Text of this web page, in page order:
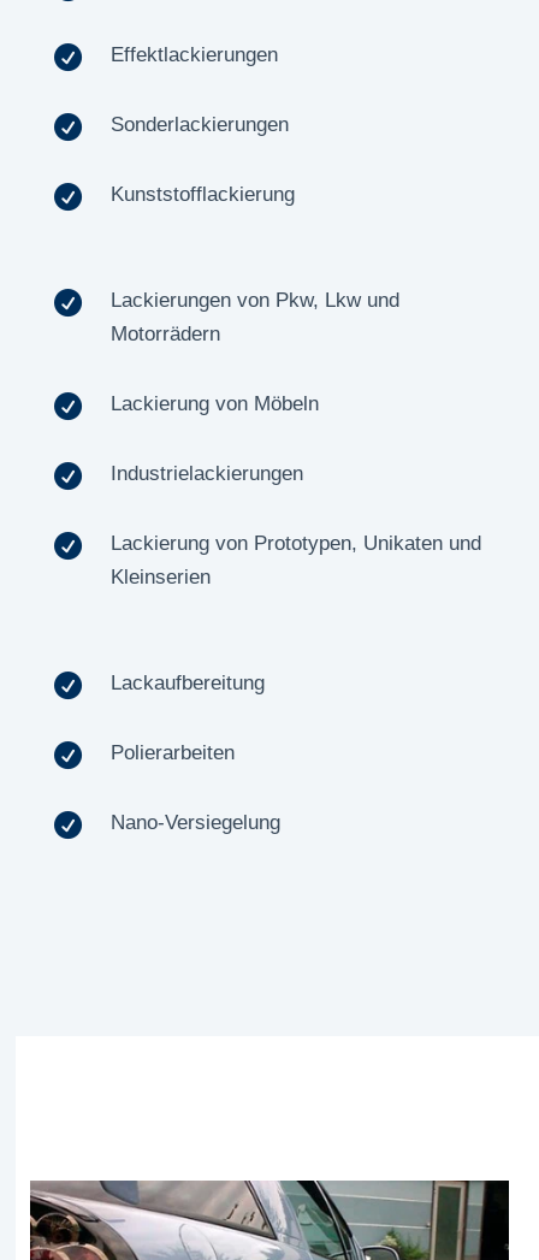
 Effektlackierungen
 Sonderlackierungen
 Kunststofflackierung

Lackierungen von Pkw, Lkw und
Motorrädern
 Lackierung von Möbeln
 Industrielackierungen

Lackierung von Prototypen, Unikaten und
Kleinserien
 Lackaufbereitung
 Polierarbeiten
 Nano-Versiegelung